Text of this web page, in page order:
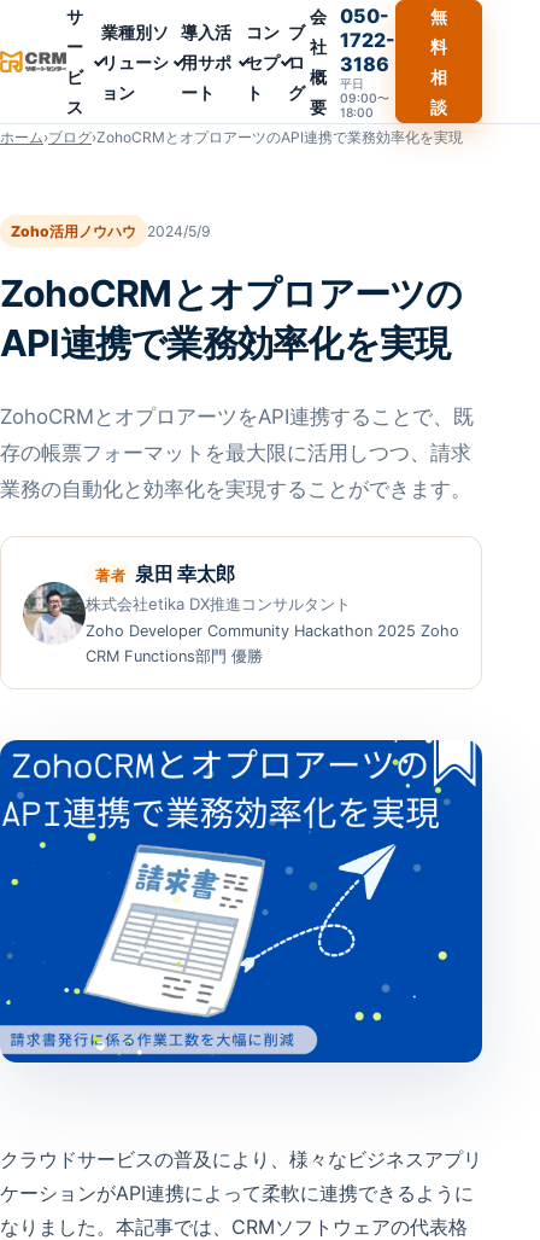
サ
ー
ビ
ス
業種別ソ
リューシ
ョン
導入活
用サポ
ート
コン
セプ
ト
ブ
ロ
グ
会
社
概
要
050-
1722-
3186
平日
09:00〜
18:00
無
料
相
談
ホーム›ブログ›ZohoCRMとオプロアーツのAPI連携で業務効率化を実現
Zoho活用ノウハウ 2024/5/9
ZohoCRMとオプロアーツの
API連携で業務効率化を実現
ZohoCRMとオプロアーツをAPI連携することで、既
存の帳票フォーマットを最大限に活用しつつ、請求
業務の自動化と効率化を実現することができます。
著者 泉田 幸太郎
株式会社etika DX推進コンサルタント
Zoho Developer Community Hackathon 2025 Zoho
CRM Functions部門 優勝
クラウドサービスの普及により、様々なビジネスアプリ
ケーションがAPI連携によって柔軟に連携できるように
なりました。本記事では、CRMソフトウェアの代表格